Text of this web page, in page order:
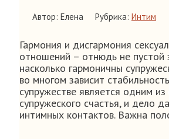
Автор: Елена Рубрика: Интим
Гармония и дисгармония
отношений – отнюдь не пустой
насколько гармоничны
во многом зависит
супружестве является одним из
супружеского счастья, и дело
интимных контактов. Важна